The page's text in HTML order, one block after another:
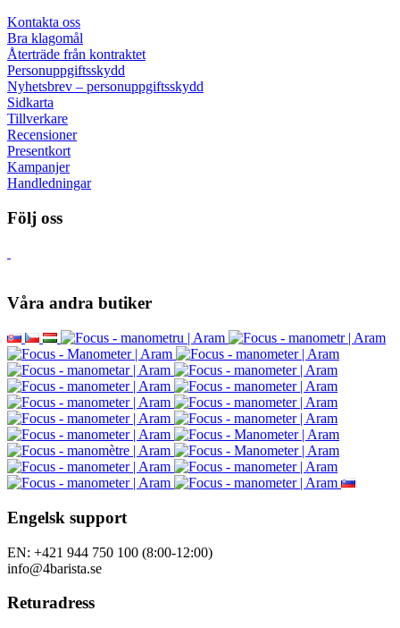
Kontakta oss
Bra klagomål
Återträde från kontraktet
Personuppgiftsskydd
Nyhetsbrev – personuppgiftsskydd
Sidkarta
Tillverkare
Recensioner
Presentkort
Kampanjer
Handledningar
Följ oss
Våra andra butiker
Engelsk support
EN: +421 944 750 100 (8:00-12:00)
info@4barista.se
Returadress